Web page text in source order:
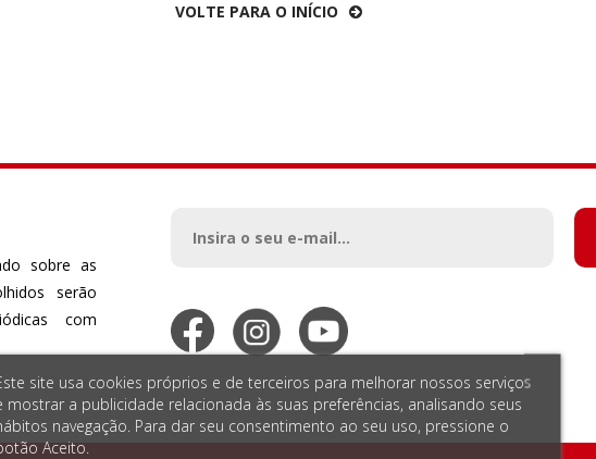
VOLTE PARA O INÍCIO
sobre as
serão
com
site usa cookies próprios e de terceiros para melhorar nossos serviços
mostrar a publicidade relacionada às suas preferências, analisando seus
navegação. Para dar seu consentimento ao seu uso, pressione o
Aceito.